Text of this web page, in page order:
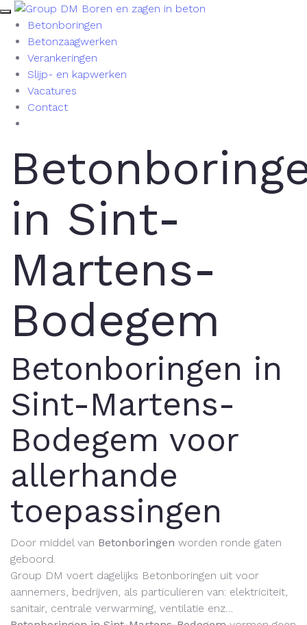
Betonboringen
Betonzaagwerken
Verankeringen
Slijp- en kapwerken
Vacatures
Contact
in Sint-
Martens-
Bodegem
Betonboringen in
Sint-Martens-
Bodegem voor
allerhande
toepassingen
Door middel van Betonboringen worden ronde gaten
geboord.
Group DM voert dagelijks Betonboringen uit voor
aannemers, bedrijven, als particulieren van: elektriciteit,
sanitair, centrale verwarming, ventilatie enz…